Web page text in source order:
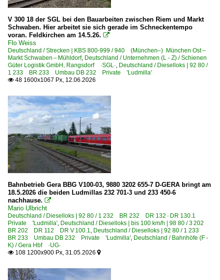
Dampfloks
BR 52.8 DR 52.8 ·DR-Rekolok·
Dieselloks | 92 80
1 216 BR 216 DB V 160 Private
1 232 BR 232 DR 132 · DR 130.1 Private 'Ludmilla'
Dieselloks | bis 100 km/h | 98 80
3 202 BR 202 DR 112 DR V 100.1
3 361 DB 261 DB V 60 altrot/ozeanblau-beige
3 363 BR 363 ·DB V 60· remot. DB 261 Private
E-Loks | konventionell
6 155 BR 155 DR 250 'Energiecontainer'
Galerien
Sonderzüge und Sonderfahrten
Güterverkehr
V 300 18 der SGL bei den Bauarbeiten zwischen Riem und Markt
Schwaben. Hier arbeitet sie sich gerade im Schneckentempo
voran. Feldkirchen am 14.5.26. 
Flo Weiss
Deutschland / Strecken | KBS 800-999 / 940 (München–) München Ost –
Markt Schwaben – Mühldorf, Deutschland / Unternehmen (L - Z) / Schienen
Güter Logistik GmbH, Rangsdorf ·SGL·, Deutschland / Dieselloks | 92 80 /
1 233 BR 233 Umbau DB 232 Private 'Ludmilla'
 48 1600x1067 Px, 12.06.2026
Bahnbetrieb Gera BBG V100-03, 9880 3202 655-7 D-GERA bringt am
18.5.2026 die beiden Ludmillas 232 701-3 und 233 450-6
nachhause. 
Mario Ulbricht
Deutschland / Dieselloks | 92 80 / 1 232 BR 232 DR 132 · DR 130.1
Private 'Ludmilla', Deutschland / Dieselloks | bis 100 km/h | 98 80 / 3 202
BR 202 DR 112 DR V 100.1, Deutschland / Dieselloks | 92 80 / 1 233
BR 233 Umbau DB 232 Private 'Ludmilla', Deutschland / Bahnhöfe (F -
K) / Gera Hbf ·UG·
 108 1200x900 Px, 31.05.2026 